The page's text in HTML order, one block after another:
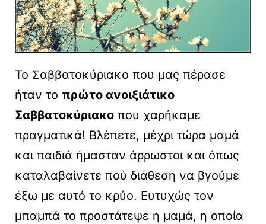
Το Σαββατοκύριακο που μας πέρασε
ήταν το πρώτο ανοιξιάτικο
Σαββατοκύριακο που χαρήκαμε
πραγματικά! Βλέπετε, μέχρι τώρα μαμά
και παιδιά ήμασταν άρρωστοι και όπως
καταλαβαίνετε πού διάθεση να βγούμε
έξω με αυτό το κρύο. Ευτυχώς τον
μπαμπά το προστάτεψε η μαμά, η οποία